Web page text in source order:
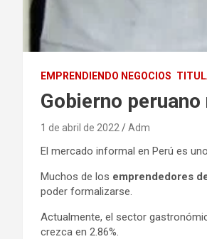
EMPRENDIENDO NEGOCIOS
Gobierno
1 de abril de 2022 Adm
El mercado informal en Perú es
Muchos de los emprendedores
poder formalizarse.
Actualmente, el sector
crezca en 2.86%.